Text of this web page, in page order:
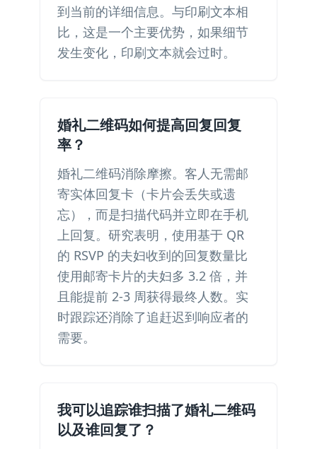
到当前的详细信息。与印刷文本相
比，这是一个主要优势，如果细节
发生变化，印刷文本就会过时。
婚礼二维码如何提高回复回复
率？
婚礼二维码消除摩擦。客人无需邮
寄实体回复卡（卡片会丢失或遗
忘），而是扫描代码并立即在手机
上回复。研究表明，使用基于 QR
的 RSVP 的夫妇收到的回复数量比
使用邮寄卡片的夫妇多 3.2 倍，并
且能提前 2-3 周获得最终人数。实
时跟踪还消除了追赶迟到响应者的
需要。
我可以追踪谁扫描了婚礼二维码
以及谁回复了？